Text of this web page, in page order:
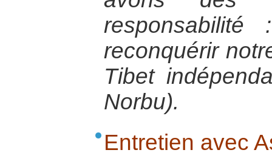
reconquérir
Tibet
Norbu).
Entretien avec